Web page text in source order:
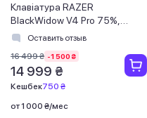
Клавіатура RAZER
BlackWidow V4 Pro 75%,
ANSI, Black (RZ03-05130100-
Оставить отзыв
16 499 ₴ -1 500 ₴
14 999 ₴
Кешбек750 ₴
от 1 000 ₴/мес